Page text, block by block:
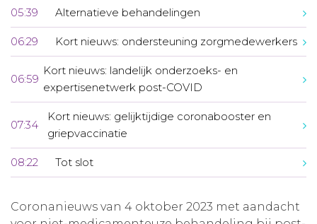
05:39 Alternatieve behandelingen
06:29 Kort nieuws: ondersteuning zorgmedewerkers
06:59
Kort nieuws: landelijk onderzoeks- en
expertisenetwerk post-COVID
07:34
Kort nieuws: gelijktijdige coronabooster en
griepvaccinatie
08:22 Tot slot
Coronanieuws van 4 oktober 2023 met aandacht